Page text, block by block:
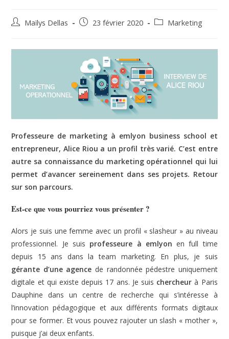
Maïlys Dellas 23 février 2020 Marketing
Professeure de marketing à emlyon business school et
entrepreneur, Alice Riou a un profil très varié. C’est entre
autre sa connaissance du marketing opérationnel qui lui
permet d’avancer sereinement dans ses projets. Retour
sur son parcours.
Est-ce que vous pourriez vous présenter ?
Alors je suis une femme avec un profil « slasheur » au niveau
professionnel. Je suis professeure à emlyon en full time
depuis 15 ans dans la team marketing. En plus, je suis
gérante d’une agence de randonnée pédestre uniquement
digitale et qui existe depuis 17 ans. Je suis chercheur à Paris
Dauphine dans un centre de recherche qui s’intéresse à
l’innovation pédagogique et aux différents formats digitaux
pour se former. Et vous pouvez rajouter un slash « mother »,
puisque j’ai deux enfants.